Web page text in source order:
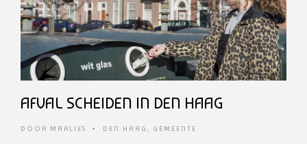
AFVAL SCHEIDEN IN DEN HAAG
DOOR MARLIES • DEN HAAG , GEMEENTE